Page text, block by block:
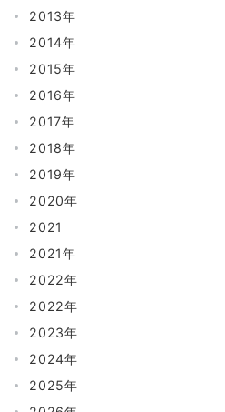
2013年
2014年
2015年
2016年
2017年
2018年
2019年
2020年
2021
2021年
2022年
2022年
2023年
2024年
2025年